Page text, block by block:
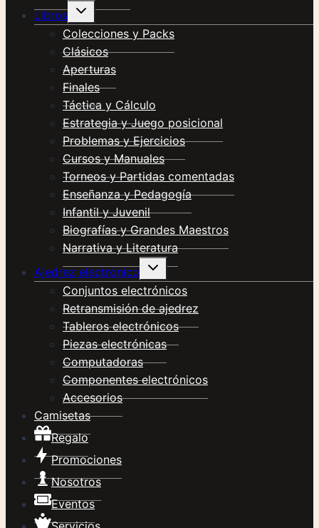
Libros
Alternar
hijo
Colecciones y Packs
Clásicos
Aperturas
Finales
Táctica y Cálculo
Estrategia y Juego posicional
Problemas y Ejercicios
Cursos y Manuales
Torneos y Partidas comentadas
Enseñanza y Pedagogía
Infantil y Juvenil
Biografías y Grandes Maestros
Narrativa y Literatura
Ajedrez electrónico
Alternar
hijo
Conjuntos electrónicos
Retransmisión de ajedrez
Tableros electrónicos
Piezas electrónicas
Computadoras
Componentes electrónicos
Accesorios
Camisetas
Regalo
Promociones
Nosotros
Eventos